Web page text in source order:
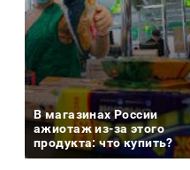
В магазинах России
ажиотаж из-за этого
продукта: что купить?